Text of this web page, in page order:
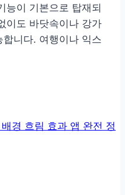
능이 기본으로 탑재되
이도 바닷속이나 강가
니다. 여행이나 익스